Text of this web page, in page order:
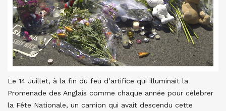
Le 14 Juillet, à la fin du feu d’artifice qui illuminait la
Promenade des Anglais comme chaque année pour célébrer
la Fête Nationale, un camion qui avait descendu cette